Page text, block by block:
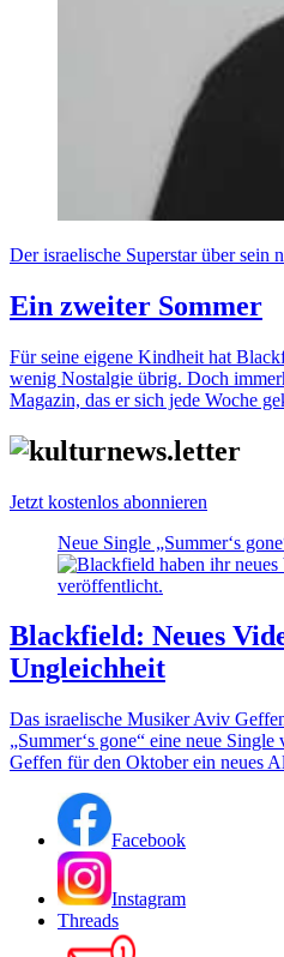
Der israelische Superstar über sein
Ein zweiter Sommer
Für seine eigene Kindheit hat
wenig Nostalgie übrig. Doch
Magazin, das er sich jede Woche
Jetzt kostenlos abonnieren
Neue Single „Summer‘s
Blackfield: Neues
Ungleichheit
Das israelische Musiker Aviv
„Summer‘s gone“ eine neue
Geffen für den Oktober ein neues
Facebook
Instagram
Threads